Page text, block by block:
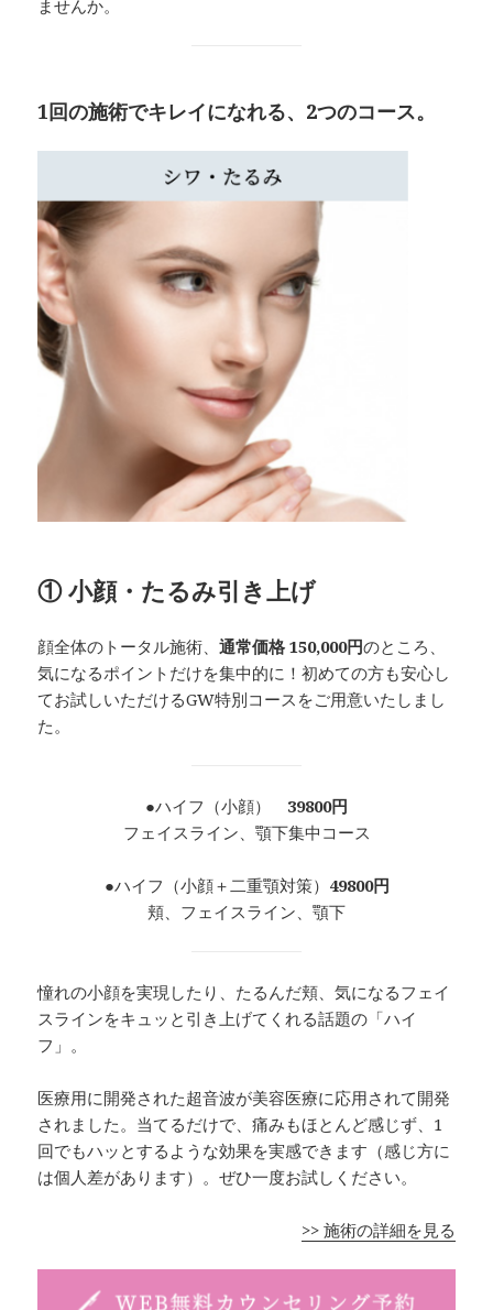
ませんか。
1回の施術でキレイになれる、2つのコース。
① 小顔・たるみ引き上げ
顔全体のトータル施術、通常価格 150,000円のところ、
気になるポイントだけを集中的に！初めての方も安心し
てお試しいただけるGW特別コースをご用意いたしまし
た。
●ハイフ（小顔） 39800円
フェイスライン、顎下集中コース
●ハイフ（小顔＋二重顎対策） 49800円
頬、フェイスライン、顎下
憧れの小顔を実現したり、たるんだ頬、気になるフェイ
スラインをキュッと引き上げてくれる話題の「ハイ
フ」。
医療用に開発された超音波が美容医療に応用されて開発
されました。当てるだけで、痛みもほとんど感じず、1
回でもハッとするような効果を実感できます（感じ方に
は個人差があります）。ぜひ一度お試しください。
>> 施術の詳細を見る